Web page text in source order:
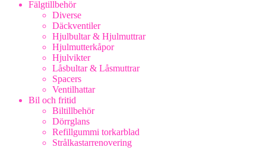
Fälgtillbehör
Diverse
Däckventiler
Hjulbultar & Hjulmuttrar
Hjulmutterkåpor
Hjulvikter
Låsbultar & Låsmuttrar
Spacers
Ventilhattar
Bil och fritid
Biltillbehör
Dörrglans
Refillgummi torkarblad
Strålkastarrenovering